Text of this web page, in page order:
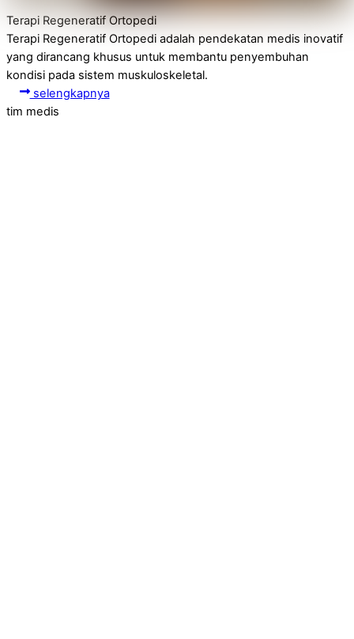
Terapi Regeneratif Ortopedi
Terapi Regeneratif Ortopedi adalah pendekatan medis inovatif
yang dirancang khusus untuk membantu penyembuhan
kondisi pada sistem muskuloskeletal.
selengkapnya
tim medis